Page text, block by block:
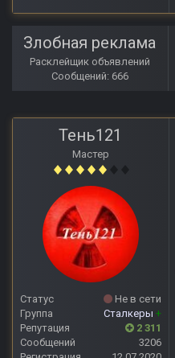
Злобная реклама
Расклейщик объявлений
Сообщений: 666
Тень121
Мастер
Статус
Не в сети
Группа
Сталкеры +
Репутация
2 311
Сообщений
3206